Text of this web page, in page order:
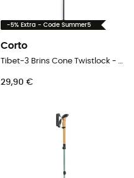
-5% Extra - Code Summer5
Corto
Tibet-3 Brins Cone Twistlock - Wanderstöcke
29,90 €